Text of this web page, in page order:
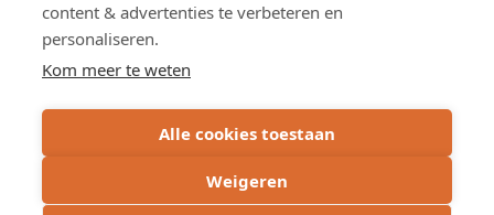
content & advertenties te verbeteren en
personaliseren.
Kom meer te weten
Alle cookies toestaan
Weigeren
N456
met
veilige
fietspaden
tussen
Lembeke
page
Overzicht werken